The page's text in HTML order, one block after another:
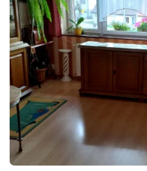
Przedstawiamy lokale mieszkalne
siedlu Chopina w miejscowości
W bliskiej odległości od
Szczegóły